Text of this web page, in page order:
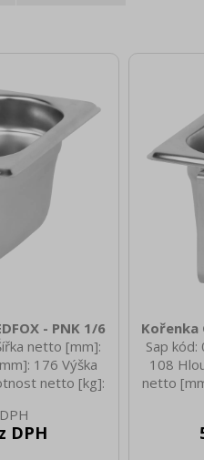
- PNK 1/6
netto [mm]:
176 Výška
netto [kg]:
brutto [mm]:
[kg]: 0.60
DPH
Kořenka
Sap
108
netto
brutto
110